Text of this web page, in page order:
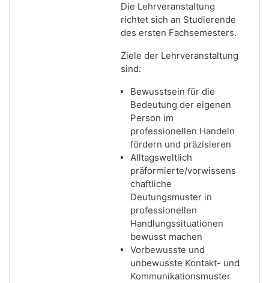
Die Lehrveranstaltung
richtet sich an Studierende
des ersten Fachsemesters.
Ziele der Lehrveranstaltung
sind:
Bewusstsein für die
Bedeutung der eigenen
Person im
professionellen Handeln
fördern und präzisieren
Alltagsweltlich
präformierte/vorwissens
chaftliche
Deutungsmuster in
professionellen
Handlungssituationen
bewusst machen
Vorbewusste und
unbewusste Kontakt- und
Kommunikationsmuster